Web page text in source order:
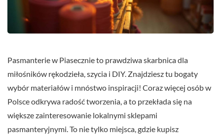
Pasmanterie w Piasecznie to prawdziwa skarbnica dla
miłośników rękodzieła, szycia i DIY. Znajdziesz tu bogaty
wybór materiałów i mnóstwo inspiracji! Coraz więcej osób w
Polsce odkrywa radość tworzenia, a to przekłada się na
większe zainteresowanie lokalnymi sklepami
pasmanteryjnymi. To nie tylko miejsca, gdzie kupisz